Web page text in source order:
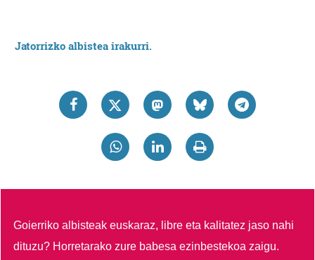
Jatorrizko albistea irakurri.
Goierriko albisteak euskaraz, libre eta kalitatez jaso nahi
dituzu? Horretarako zure babesa ezinbestekoa zaigu.